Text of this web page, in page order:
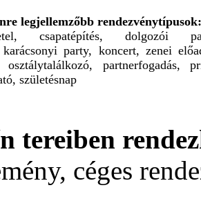
legjellemzőbb rendezvénytípusok:
csapatépítés, dolgozói
party, koncert, zenei
osztálytalálkozó, partnerfogadás,
születésnap
tereiben
céges